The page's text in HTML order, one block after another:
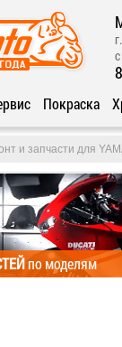
Покраска
и запчасти для
по моделям